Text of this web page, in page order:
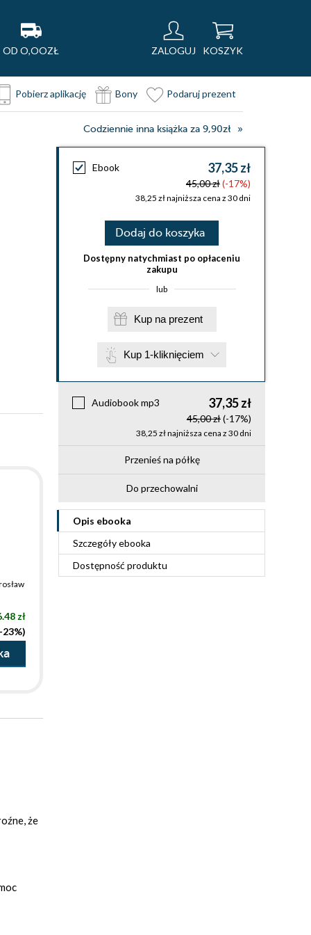
OD O,OOZŁ ZALOGUJ KOSZYK
Pobierz aplikację Bony Podaruj prezent
Codziennie inna książka za 9,90zł
Ebook 37,35 zł
45,00 zł(-17%)
38,25 zł najniższa cena z 30 dni
Dodaj do koszyka
Dostępny natychmiast po opłaceniu
zakupu
lub
Kup na prezent
Kup 1-kliknięciem
Audiobook mp3 37,35 zł
45,00 zł(-17%)
38,25 zł najniższa cena z 30 dni
Przenieś na półkę
Do przechowalni
Opis ebooka
Szczegółyebooka
Dostępność produktu
zł
23%)
że